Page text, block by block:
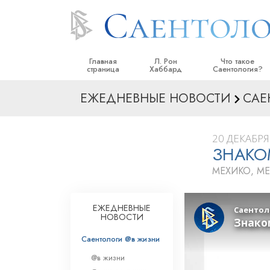
Главная
страница
Л. Рон
Хаббард
Что такое
Саентология?
Верования и
Что саентологи
Саентологии
Внутри церкви
Основные
ЕЖЕДНЕВНЫЕ НОВОСТИ
20
МЕХИКО,
ЕЖЕДНЕВНЫЕ
НОВОСТИ
Саентологи @в жизни
@в жизни